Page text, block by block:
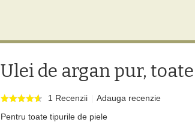
Ulei de argan pur,
1 Recenzii
Adauga recenzie
Pentru toate tipurile de piele